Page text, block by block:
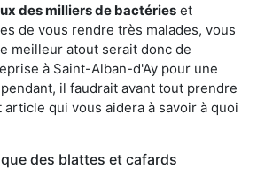
des milliers de bactéries et
de vous rendre très malades, vous
meilleur atout serait donc de
à Saint-Alban-d'Ay pour une
il faudrait avant tout prendre
qui vous aidera à savoir à quoi
des blattes et cafards